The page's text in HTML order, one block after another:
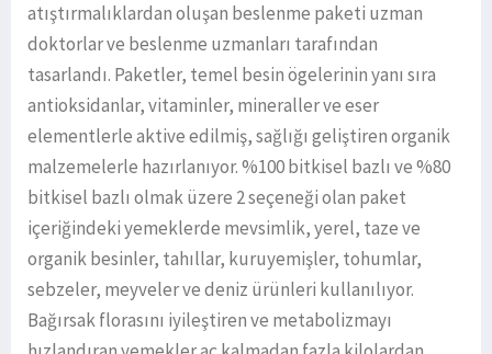
atıştırmalıklardan oluşan beslenme paketi uzman
doktorlar ve beslenme uzmanları tarafından
tasarlandı. Paketler, temel besin ögelerinin yanı sıra
antioksidanlar, vitaminler, mineraller ve eser
elementlerle aktive edilmiş, sağlığı geliştiren organik
malzemelerle hazırlanıyor. %100 bitkisel bazlı ve %80
bitkisel bazlı olmak üzere 2 seçeneği olan paket
içeriğindeki yemeklerde mevsimlik, yerel, taze ve
organik besinler, tahıllar, kuruyemişler, tohumlar,
sebzeler, meyveler ve deniz ürünleri kullanılıyor.
Bağırsak florasını iyileştiren ve metabolizmayı